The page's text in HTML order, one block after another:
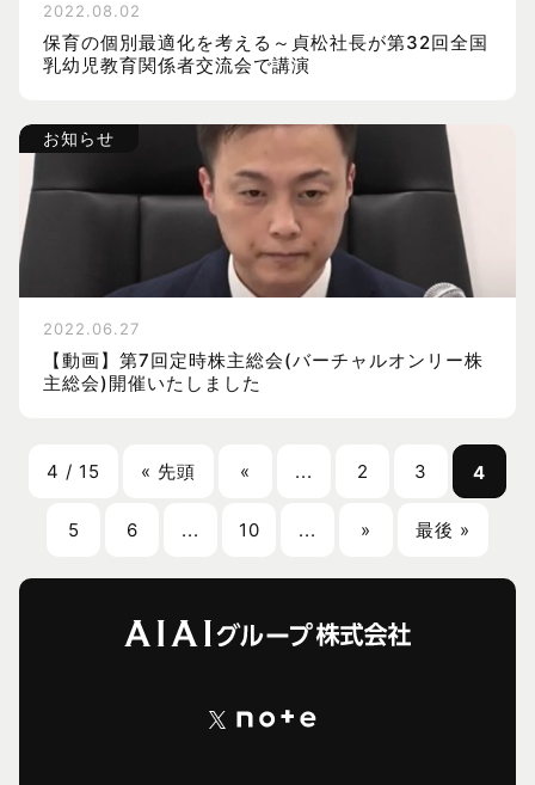
2022.08.02
保育の個別最適化を考える～貞松社長が第32回全国
乳幼児教育関係者交流会で講演
お知らせ
2022.06.27
【動画】第7回定時株主総会(バーチャルオンリー株
主総会)開催いたしました
4 / 15 « 先頭 « ... 2 3 4
5 6 ... 10 ... » 最後 »